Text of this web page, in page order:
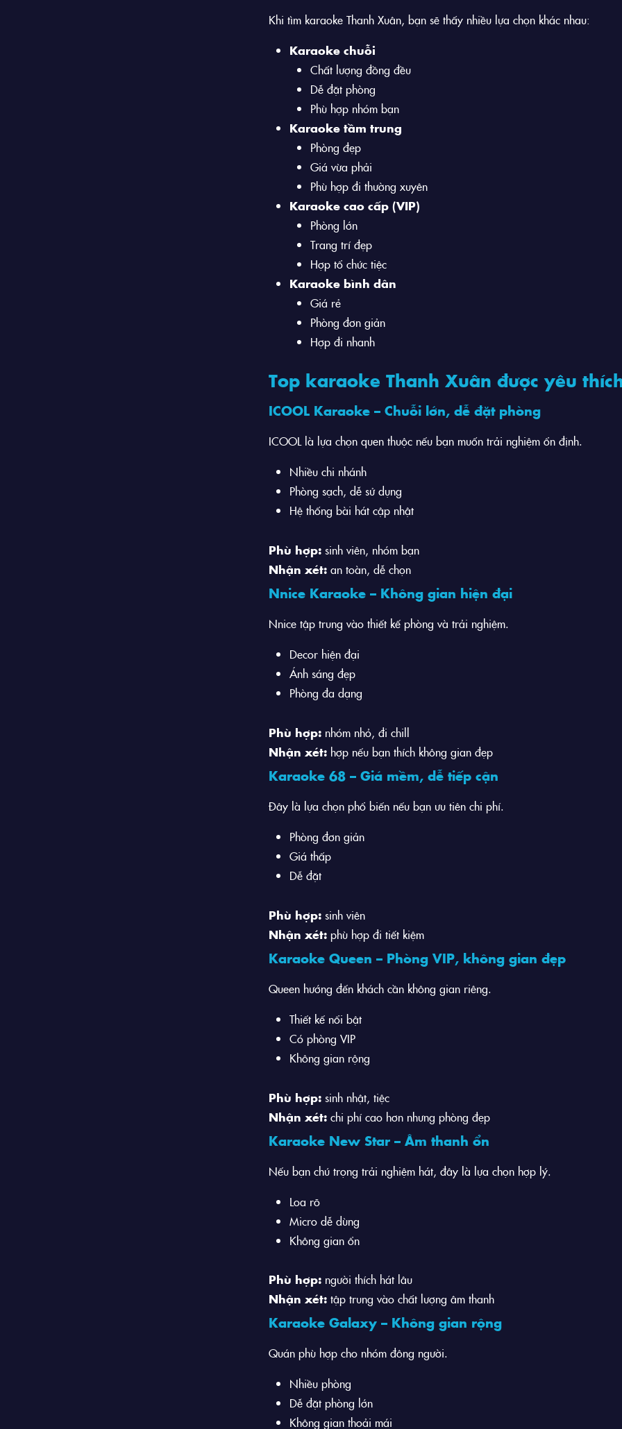
Khi tìm karaoke Thanh Xuân, bạn sẽ thấy nhiều lựa chọn khác nhau:
Karaoke chuỗi
Chất lượng đồng đều
Dễ đặt phòng
Phù hợp nhóm bạn
Karaoke tầm trung
Phòng đẹp
Giá vừa phải
Phù hợp đi thường xuyên
Karaoke cao cấp (VIP)
Phòng lớn
Trang trí đẹp
Hợp tổ chức tiệc
Karaoke bình dân
Giá rẻ
Phòng đơn giản
Hợp đi nhanh
Top karaoke Thanh Xuân được yêu
ICOOL Karaoke – Chuỗi lớn, dễ đặt phòng
ICOOL là lựa chọn quen thuộc nếu bạn muốn trải nghiệm ổn định.
Nhiều chi nhánh
Phòng sạch, dễ sử dụng
Hệ thống bài hát cập nhật
Phù hợp: sinh viên, nhóm bạn
Nhận xét: an toàn, dễ chọn
Nnice Karaoke – Không gian hiện đại
Nnice tập trung vào thiết kế phòng và trải nghiệm.
Decor hiện đại
Ánh sáng đẹp
Phòng đa dạng
Phù hợp: nhóm nhỏ, đi chill
Nhận xét: hợp nếu bạn thích không gian đẹp
Karaoke 68 – Giá mềm, dễ tiếp cận
Đây là lựa chọn phổ biến nếu bạn ưu tiên chi phí.
Phòng đơn giản
Giá thấp
Dễ đặt
Phù hợp: sinh viên
Nhận xét: phù hợp đi tiết kiệm
Karaoke Queen – Phòng VIP, không gian đẹp
Queen hướng đến khách cần không gian riêng.
Thiết kế nổi bật
Có phòng VIP
Không gian rộng
Phù hợp: sinh nhật, tiệc
Nhận xét: chi phí cao hơn nhưng phòng đẹp
Karaoke New Star – Âm thanh ổn
Nếu bạn chú trọng trải nghiệm hát, đây là lựa chọn hợp lý.
Loa rõ
Micro dễ dùng
Không gian ổn
Phù hợp: người thích hát lâu
Nhận xét: tập trung vào chất lượng âm thanh
Karaoke Galaxy – Không gian rộng
Quán phù hợp cho nhóm đông người.
Nhiều phòng
Dễ đặt phòng lớn
Không gian thoải mái